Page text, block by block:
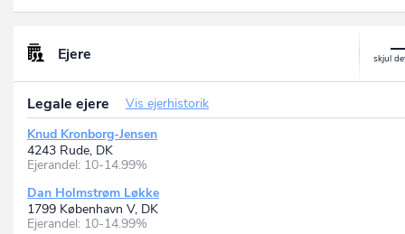
Ejere
Legale ejere
Vis ejerhistorik
Knud Kronborg-Jensen
4243 Rude, DK
Ejerandel: 10-14.99%
Dan Holmstrøm Løkke
1799 København V, DK
Ejerandel: 10-14.99%